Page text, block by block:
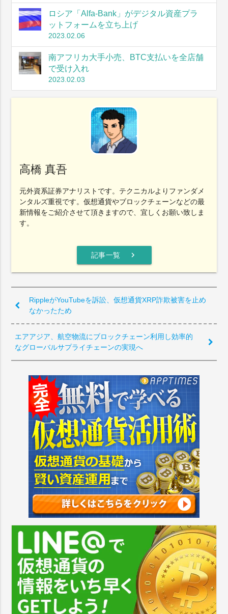
ロシア「Alfa-Bank」がデジタル資産プラ
ットフォームを立ち上げ
2023.02.06
南アフリカ大手小売、BTC支払いを全店舗
で受け入れ
2023.02.03
高橋 真吾
元外資系証券アナリストです。テクニカルよりファンダメ
ンタルズ重視です。仮想通貨やブロックチェーンなどの最
新情報をご紹介させて頂きますので、宜しくお願い致しま
す。
記事一覧 chevron_right
RippleがYouTubeを訴訟、仮想通貨XRP詐欺被害を止め
なかったため
エアアジア、航空物流にブロックチェーン利用し効率的
なグローバルサプライチェーンの実現へ